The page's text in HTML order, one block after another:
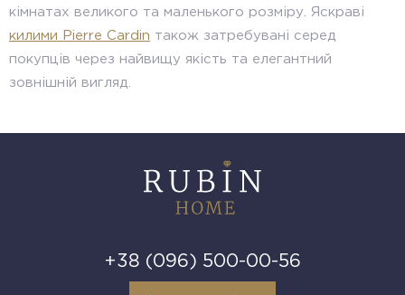
кімнатах великого та маленького розміру. Яскраві
килими Pierre Cardin також затребувані серед
покупців через найвищу якість та елегантний
зовнішній вигляд.
+38 (096) 500-00-56